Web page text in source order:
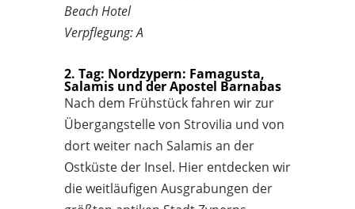
Beach Hotel
Verpflegung: A
2. Tag: Nordzypern: Famagusta,
Salamis und der Apostel Barnabas
Nach dem Frühstück fahren wir zur
Übergangstelle von Strovilia und von
dort weiter nach Salamis an der
Ostküste der Insel. Hier entdecken wir
die weitläufigen Ausgrabungen der